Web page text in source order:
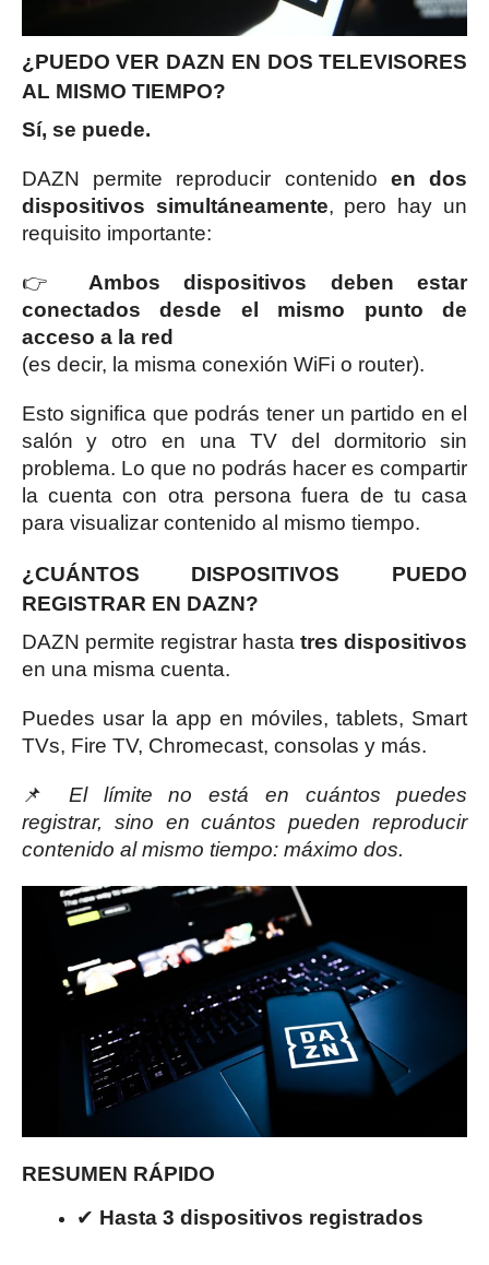
¿PUEDO VER DAZN EN DOS TELEVISORES
AL MISMO TIEMPO?
Sí, se puede.
DAZN permite reproducir contenidoen dos
dispositivos simultáneamente, pero hay un
requisito importante:
👉 Ambos dispositivos deben estar
conectados desde el mismo punto de
acceso a la red
(es decir, la misma conexión WiFi o router).
Esto significa que podrás tener un partido en el
salón y otro en una TV del dormitorio sin
problema. Lo que no podrás hacer es compartir
la cuenta con otra persona fuera de tu casa
para visualizar contenido al mismo tiempo.
¿CUÁNTOS DISPOSITIVOS PUEDO
REGISTRAR EN DAZN?
DAZN permite registrar hastatres dispositivos
en una misma cuenta.
Puedes usar la app en móviles, tablets, Smart
TVs, Fire TV, Chromecast, consolas y más.
📌El límite no está en cuántos puedes
registrar, sino en cuántos pueden reproducir
contenido al mismo tiempo: máximo dos.
RESUMEN RÁPIDO
✔ Hasta 3 dispositivos registrados